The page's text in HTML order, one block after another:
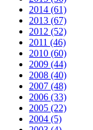
2014 (61)
2013 (67)
2012 (52)
2011 (46)
2010 (60)
2009 (44)
2008 (40)
2007 (48)
2006 (33)
2005 (22)
2004 (5)